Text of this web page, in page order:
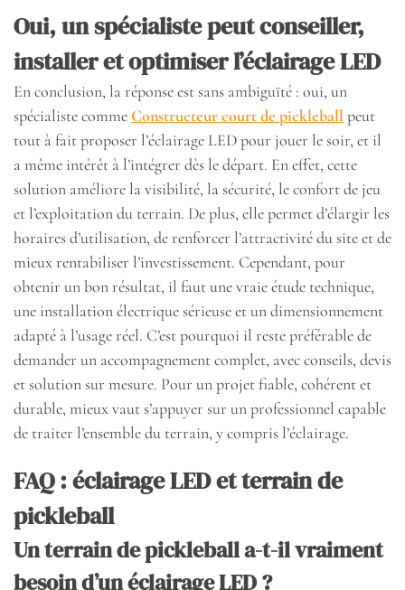
Oui, un spécialiste peut conseiller,
installer et optimiser l’éclairage LED
En conclusion, la réponse est sans ambiguïté : oui, un
spécialiste comme Constructeur court de pickleball peut
tout à fait proposer l’éclairage LED pour jouer le soir, et il
a même intérêt à l’intégrer dès le départ. En effet, cette
solution améliore la visibilité, la sécurité, le confort de jeu
et l’exploitation du terrain. De plus, elle permet d’élargir les
horaires d’utilisation, de renforcer l’attractivité du site et de
mieux rentabiliser l’investissement. Cependant, pour
obtenir un bon résultat, il faut une vraie étude technique,
une installation électrique sérieuse et un dimensionnement
adapté à l’usage réel. C’est pourquoi il reste préférable de
demander un accompagnement complet, avec conseils, devis
et solution sur mesure. Pour un projet fiable, cohérent et
durable, mieux vaut s’appuyer sur un professionnel capable
de traiter l’ensemble du terrain, y compris l’éclairage.
FAQ : éclairage LED et terrain de
pickleball
Un terrain de pickleball a-t-il vraiment
besoin d’un éclairage LED ?